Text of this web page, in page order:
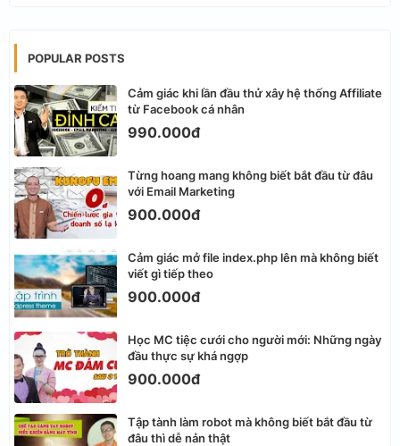
POPULAR POSTS
Cảm giác khi lần đầu thử xây hệ thống Affiliate
từ Facebook cá nhân
990.000đ
Từng hoang mang không biết bắt đầu từ đâu
với Email Marketing
900.000đ
Cảm giác mở file index.php lên mà không biết
viết gì tiếp theo
900.000đ
Học MC tiệc cưới cho người mới: Những ngày
đầu thực sự khá ngợp
900.000đ
Tập tành làm robot mà không biết bắt đầu từ
đâu thì dễ nản thật